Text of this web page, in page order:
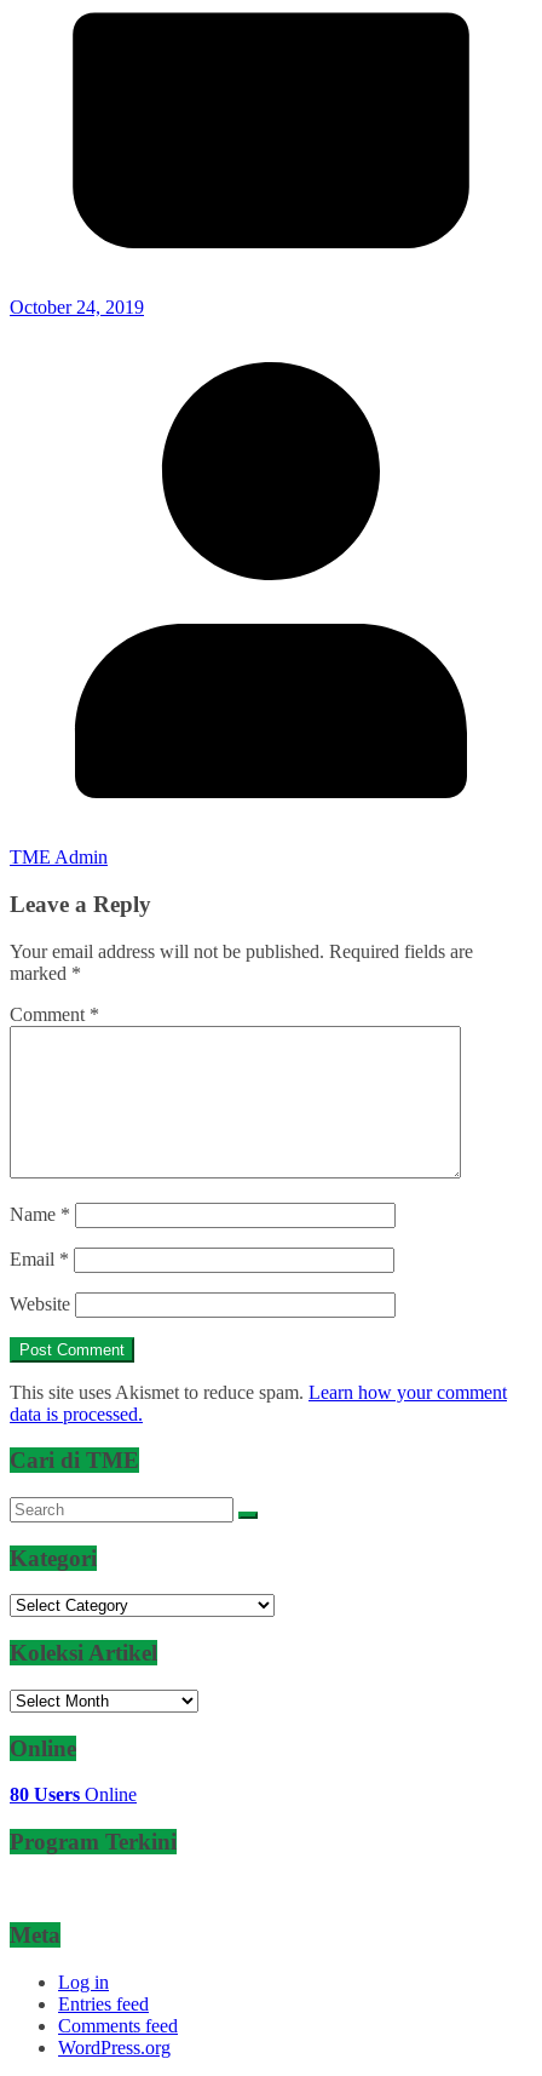
October 24, 2019
TME Admin
Leave a Reply
Your email address will not be published. Required fields are
marked *
Comment *
Name *
Email *
Website
This site uses Akismet to reduce spam. Learn how your comment
data is processed.
Cari di TME
Kategori
Kategori
Koleksi Artikel
Koleksi
Online
80 Users Online
Program Terkini
Meta
Log in
Entries feed
Comments feed
WordPress.org